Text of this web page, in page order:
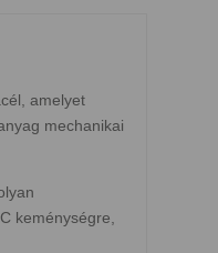
amelyet
mechanikai
keménységre,